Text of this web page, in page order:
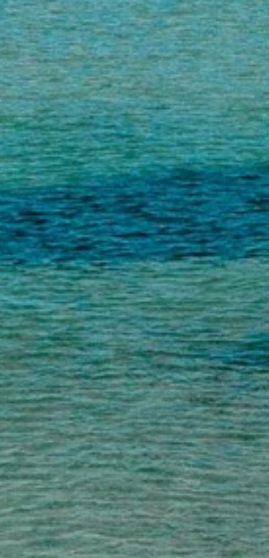
VOTRE OFFICE DE TOURISME
AIR DE DÉTENTE
FORMULAIRE DE CONTACT
VOS QUESTIONS, NOS RÉPONSES